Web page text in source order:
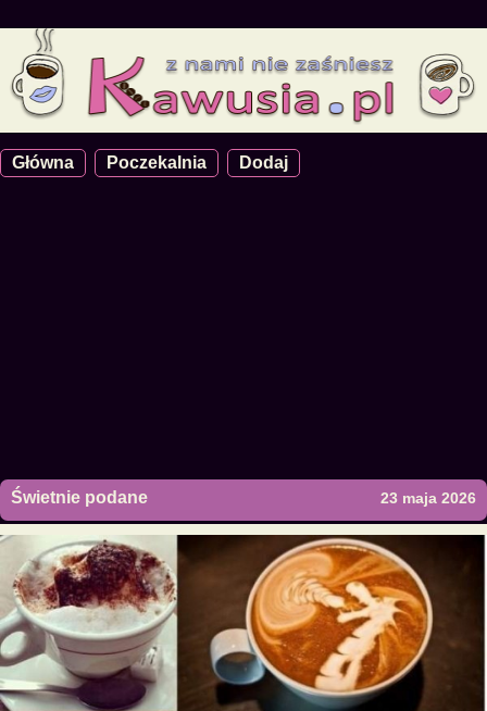
Główna Poczekalnia Dodaj
Świetnie podane 23 maja 2026